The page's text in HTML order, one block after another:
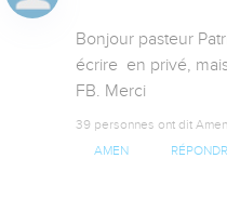
Bonjour pasteur
écrire  en privé,
FB. Merci
39 personnes ont dit Amen
AMEN